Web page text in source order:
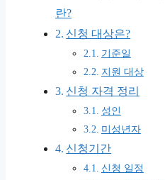
란?
신청 대상은?
기준일
지원 대상
신청 자격 정리
성인
미성년자
신청기간
신청 일정